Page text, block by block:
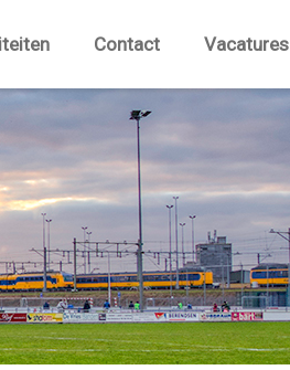
Contact Vacatures